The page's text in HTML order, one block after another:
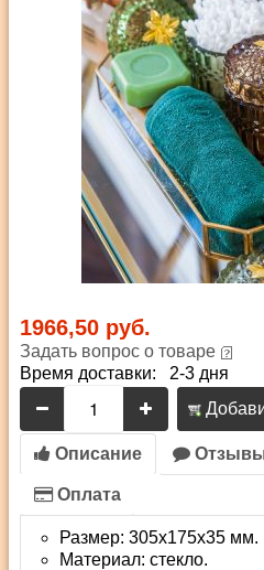
1966,50 руб.
Задать вопрос о товаре
Время доставки: 2-3 дня
Описание
Оплата
Размер: 305х175х35 мм.
Материал: стекло.